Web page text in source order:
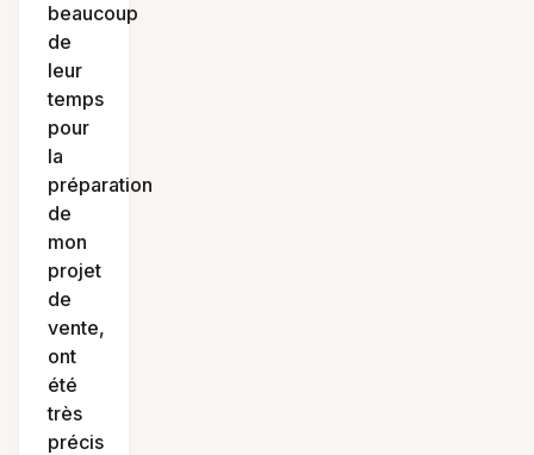
beaucoup
de
leur
temps
pour
la
préparation
de
mon
projet
de
vente,
ont
été
très
précis